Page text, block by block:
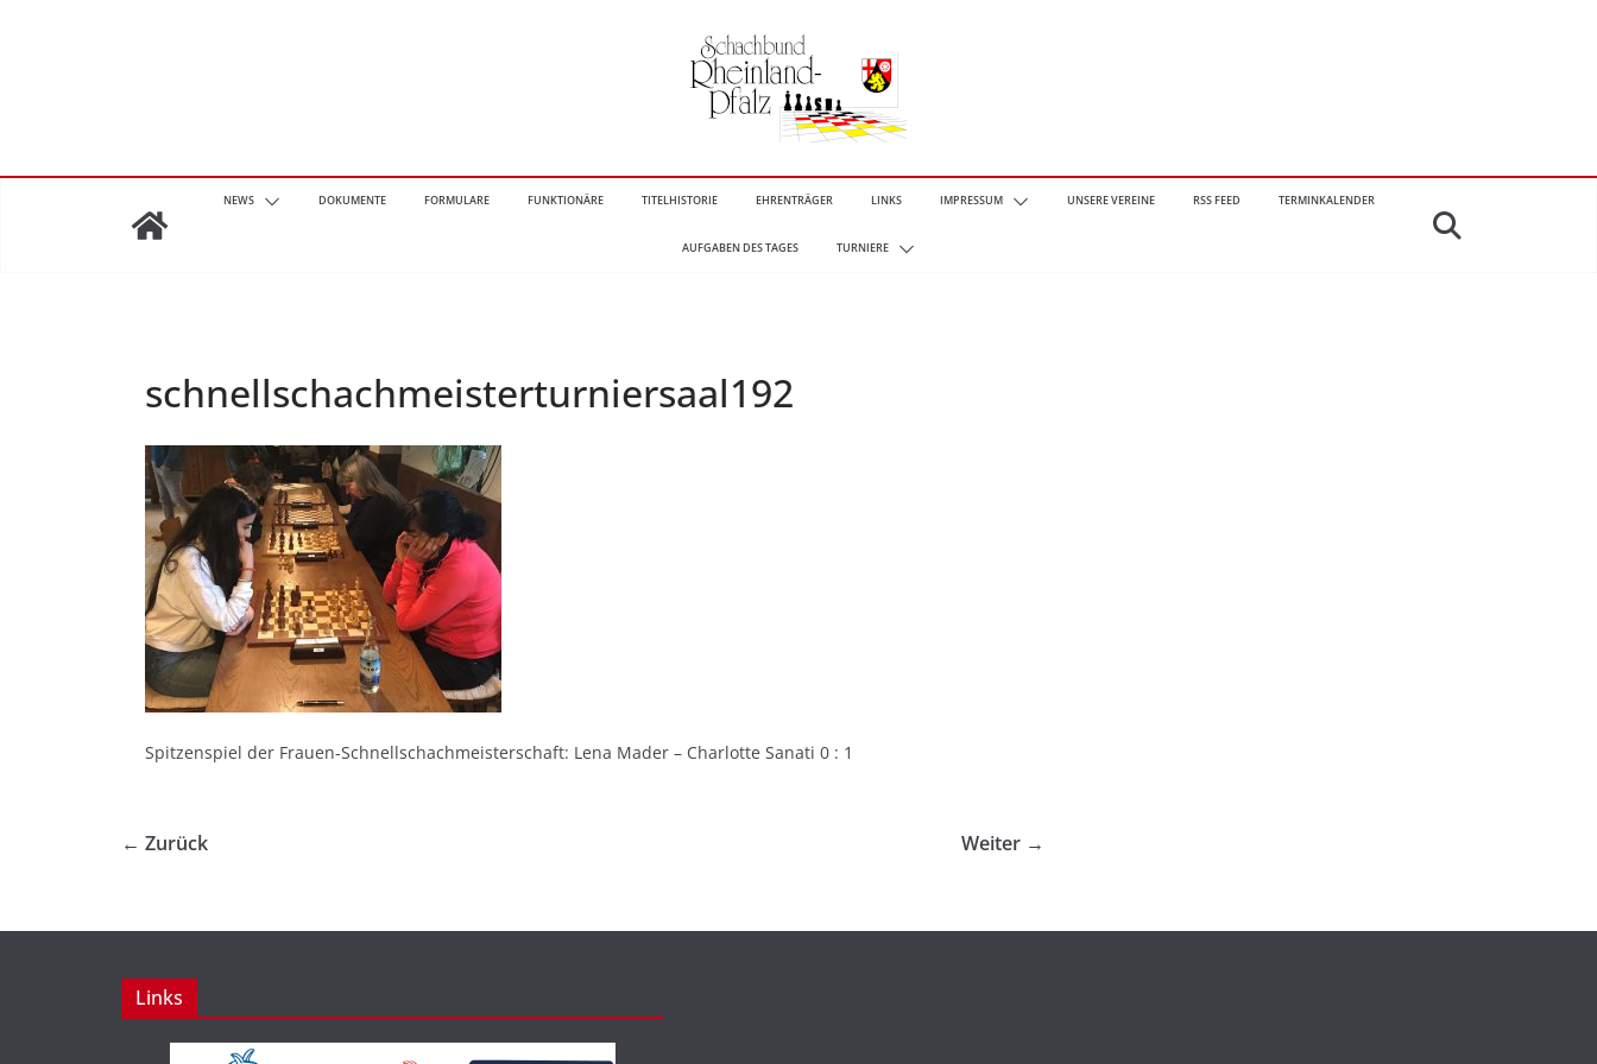
NEWS DOKUMENTE FORMULARE FUNKTIONÄRE TITELHISTORIE EHRENTRÄGER LINKS IMPRESSUM UNSERE VEREINE RSS FEED TERMINKALENDER
AUFGABEN DES TAGES TURNIERE
schnellschachmeisterturniersaal192
Spitzenspiel der Frauen-Schnellschachmeisterschaft: Lena Mader – Charlotte Sanati 0 : 1
← Zurück Weiter →
Links